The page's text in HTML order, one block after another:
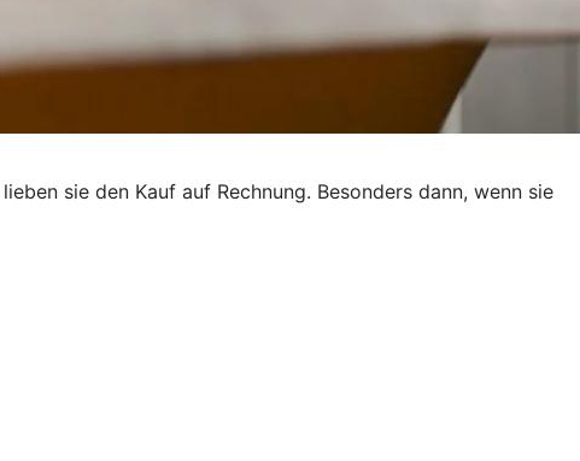
sie den Kauf auf Rechnung. Besonders dann, wenn sie